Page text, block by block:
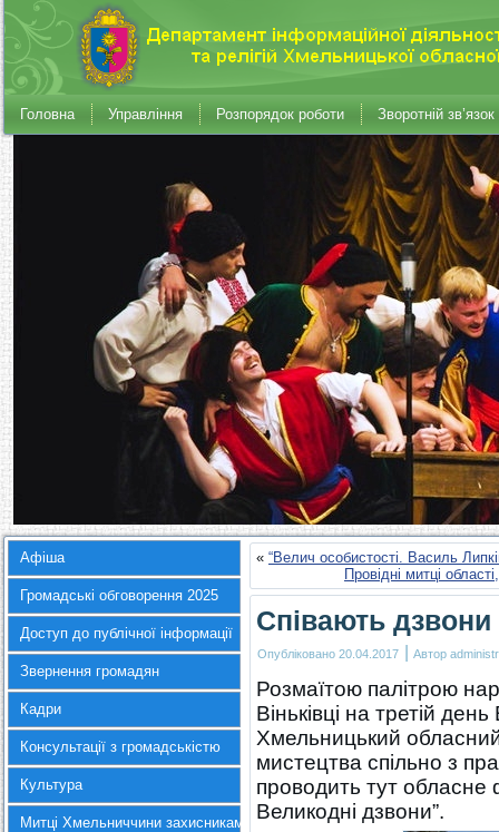
Головна Управління Розпорядок роботи Зворотній зв’язок
Афіша
Громадські обговорення 2025
Доступ до публічної інформації
Звернення громадян
Кадри
Консультації з громадськістю
Культура
Митці Хмельниччини захисникам України
« “Велич особистості. Василь
Провідні митці
Співають
Опубліковано 20.04.2017 | Автор
Розмаїтою палітрою
Віньківці на третій
Хмельницький
мистецтва спільно з
проводить тут обласне
Великодні дзвони”.